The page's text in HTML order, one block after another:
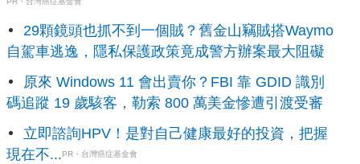
29顆鏡頭也抓不到一個賊？舊金山竊賊搭Waymo
自駕車逃逸，隱私保護政策竟成警方辦案最大阻礙
原來 Windows 11 會出賣你？FBI 靠 GDID 識別
碼追蹤 19 歲駭客，勒索 800 萬美金慘遭引渡受審
立即諮詢HPV！是對自己健康最好的投資，把握
現在不...PR・台灣癌症基金會